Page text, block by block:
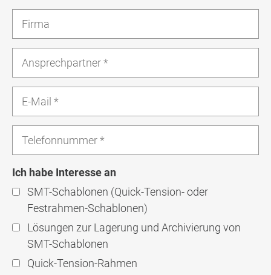
Ich habe Interesse an
SMT-Schablonen (Quick-Tension- oder
Festrahmen-Schablonen)
Lösungen zur Lagerung und Archivierung von
SMT-Schablonen
Quick-Tension-Rahmen